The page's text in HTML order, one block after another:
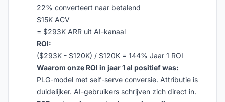
22% converteert naar betalend
$15K ACV
= $293K ARR uit AI-kanaal
ROI:
($293K - $120K) / $120K = 144% Jaar 1 ROI
Waarom onze ROI in jaar 1 al positief was:
PLG-model met self-serve conversie. Attributie is
duidelijker. AI-gebruikers schrijven zich direct in.